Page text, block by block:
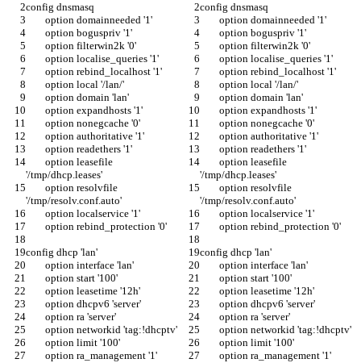
config dnsmasq
config dnsmasq
	option domainneeded '1'
	option domainneeded '1'
	option boguspriv '1'
	option boguspriv '1'
	option filterwin2k '0'
	option filterwin2k '0'
	option localise_queries '1'
	option localise_queries '1'
	option rebind_localhost '1'
	option rebind_localhost '1'
	option local '/lan/'
	option local '/lan/'
	option domain 'lan'
	option domain 'lan'
	option expandhosts '1'
	option expandhosts '1'
	option nonegcache '0'
	option nonegcache '0'
	option authoritative '1'
	option authoritative '1'
	option readethers '1'
	option readethers '1'
'/tmp/dhcp.leases'
'/tmp/dhcp.leases'
'/tmp/resolv.conf.auto'
'/tmp/resolv.conf.auto'
	option localservice '1'
	option localservice '1'
	option rebind_protection '0'
	option rebind_protection '0'
config dhcp 'lan'
config dhcp 'lan'
	option interface 'lan'
	option interface 'lan'
	option start '100'
	option start '100'
	option leasetime '12h'
	option leasetime '12h'
	option dhcpv6 'server'
	option dhcpv6 'server'
	option ra 'server'
	option ra 'server'
	option networkid 'tag:!dhcptv'
	option networkid 'tag:!dhcptv'
	option limit '100'
	option limit '100'
	option ra_management '1'
	option ra_management '1'